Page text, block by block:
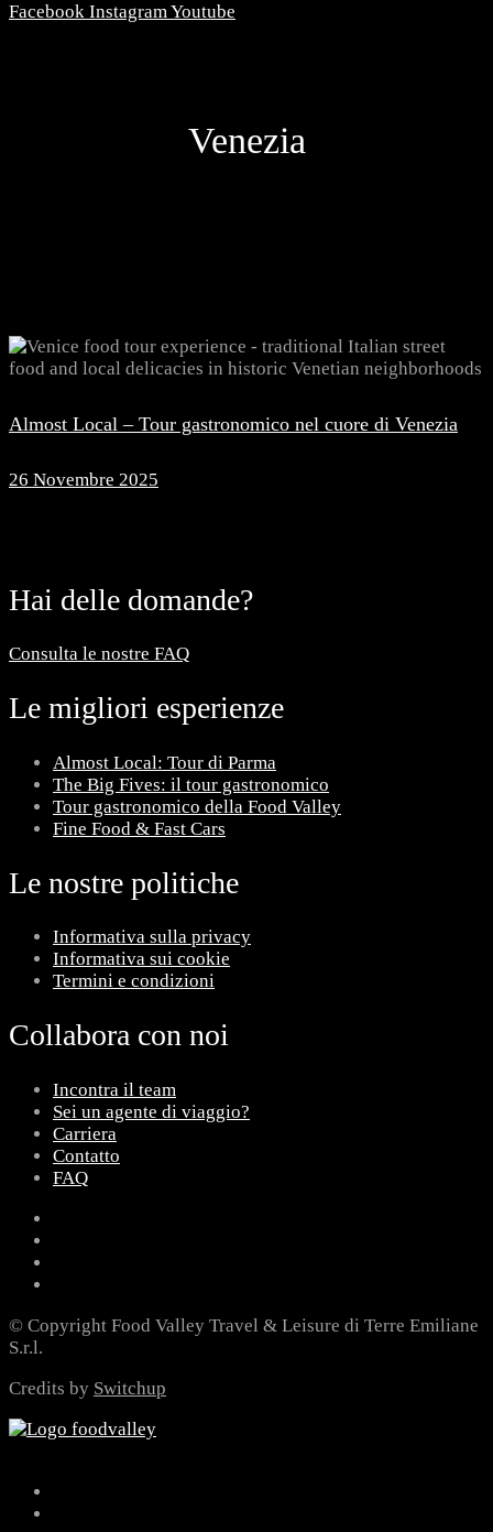
Facebook InstagramYoutube
Venezia
Almost Local – Tour gastronomico nel cuore di Venezia
26 Novembre 2025
Hai delle domande?
Consulta le nostre FAQ
Le migliori esperienze
Almost Local: Tour di Parma
The Big Fives: il tour gastronomico
Tour gastronomico della Food Valley
Fine Food & Fast Cars
Le nostre politiche
Informativa sulla privacy
Informativa sui cookie
Termini e condizioni
Collabora con noi
Incontra il team
Sei un agente di viaggio?
Carriera
Contatto
FAQ
© Copyright Food Valley Travel & Leisure di Terre Emiliane
S.r.l.
Credits by Switchup